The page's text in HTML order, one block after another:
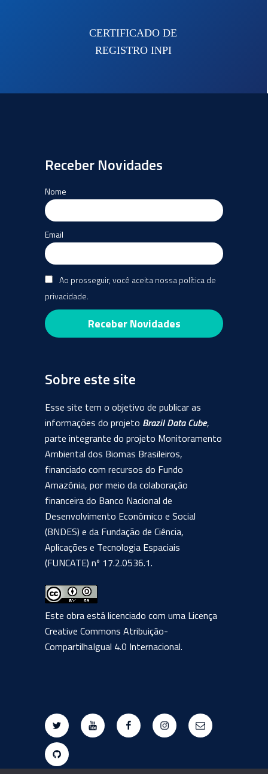
foram
registrados
(Instituto
CERTIFICADO DE
REGISTRO INPI
Receber Novidades
Nome
Email
Ao prosseguir, você aceita nossa política de
privacidade.
Sobre este site
Esse site tem o objetivo de publicar as
informações do projeto Brazil Data Cube,
parte integrante do projeto Monitoramento
Ambiental dos Biomas Brasileiros,
financiado com recursos do Fundo
Amazônia, por meio da colaboração
financeira do Banco Nacional de
Desenvolvimento Econômico e Social
(BNDES) e da Fundação de Ciência,
Aplicações e Tecnologia Espaciais
(FUNCATE) nº 17.2.0536.1.
Este obra está licenciado com uma Licença
Creative Commons Atribuição-
CompartilhaIgual 4.0 Internacional.
Twitter Youtube FacebookInstagramE-
mail
Github